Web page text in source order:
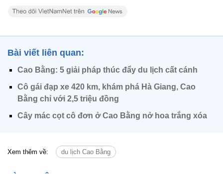
Bài viết liên quan:
Cao Bằng: 5 giải pháp thúc đẩy du lịch cất cánh
Cô gái đạp xe 420 km, khám phá Hà Giang, Cao
Bằng chỉ với 2,5 triệu đồng
Cây mác cọt cô đơn ở Cao Bằng nở hoa trắng xóa
Xem thêm về: du lịch Cao Bằng